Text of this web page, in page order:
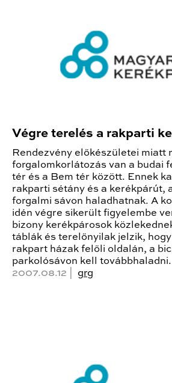
Végre terelés a rakparti
Rendezvény előkészületei miatt
forgalomkorlátozás van a budai
tér és a Bem tér között. Ennek
rakparti sétány és a kerékpárút,
forgalmi sávon haladhatnak. A
idén végre sikerült figyelembe
bizony kerékpárosok
táblák és terelőnyilak jelzik,
rakpart házak felőli oldalán, a
parkolósávon kell továbbhaladni.
2007.08.12 | grg